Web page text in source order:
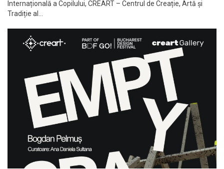
Internațională a Copilului, CREART – Centrul de Creație, Artă și
Tradiție al...